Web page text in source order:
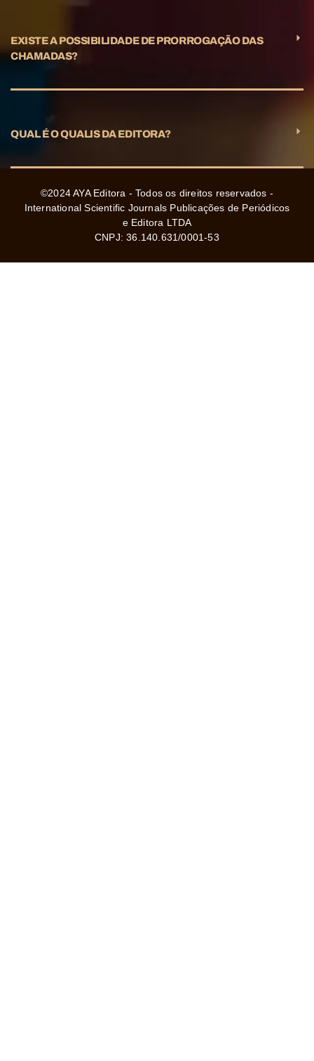
EXISTE A POSSIBILIDADE DE PRORROGAÇÃO DAS
CHAMADAS?
QUAL É O QUALIS DA EDITORA?
©2024 AYA Editora - Todos os direitos reservados -
International Scientific Journals Publicações de Periódicos
e Editora LTDA
CNPJ: 36.140.631/0001-53